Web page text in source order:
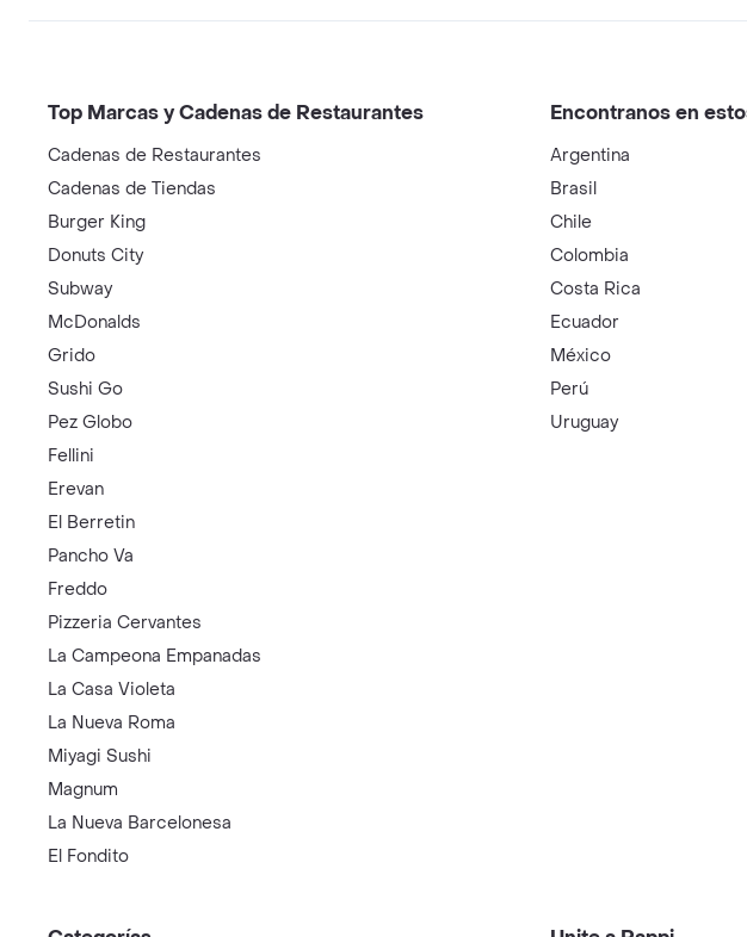
Top Marcas y Cadenas de Restaurantes
Cadenas de Restaurantes
Cadenas de Tiendas
Burger King
Donuts City
Subway
McDonalds
Grido
Sushi Go
Pez Globo
Fellini
Erevan
El Berretin
Pancho Va
Freddo
Pizzeria Cervantes
La Campeona Empanadas
La Casa Violeta
La Nueva Roma
Miyagi Sushi
Magnum
La Nueva Barcelonesa
El Fondito
Encontranos en
Argentina
Brasil
Chile
Colombia
Costa Rica
Ecuador
México
Perú
Uruguay